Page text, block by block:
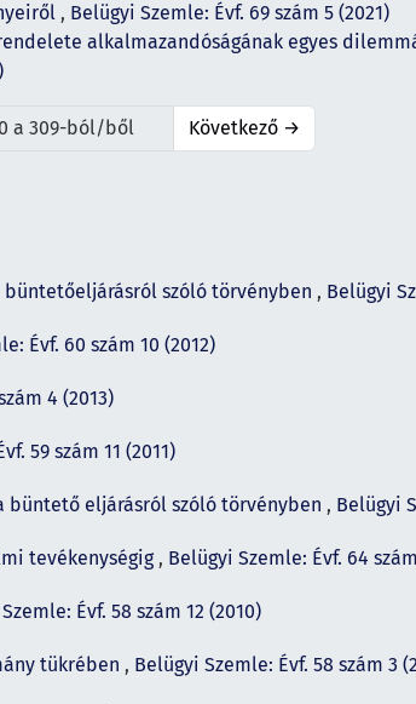
, Belügyi Szemle: Évf. 69 szám 5 (2021)
alkalmazandóságának egyes
a 309-ból/ből Következő →
büntetőeljárásról szóló törvényben , Belügyi
Évf. 60 szám 10 (2012)
4 (2013)
59 szám 11 (2011)
büntető eljárásról szóló törvényben , Belügyi
tevékenységig , Belügyi Szemle: Évf. 64
Évf. 58 szám 12 (2010)
tükrében , Belügyi Szemle: Évf. 58 szám 3